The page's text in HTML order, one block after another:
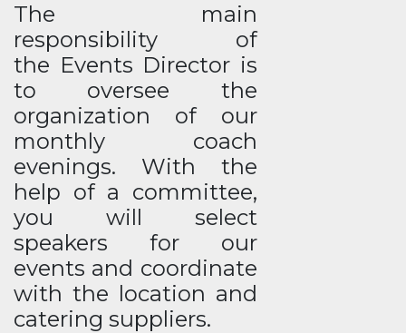
The main
responsibility of
the Events Director is
to oversee the
organization of our
monthly coach
evenings. With the
help of a committee,
you will select
speakers for our
events and coordinate
with the location and
catering suppliers.